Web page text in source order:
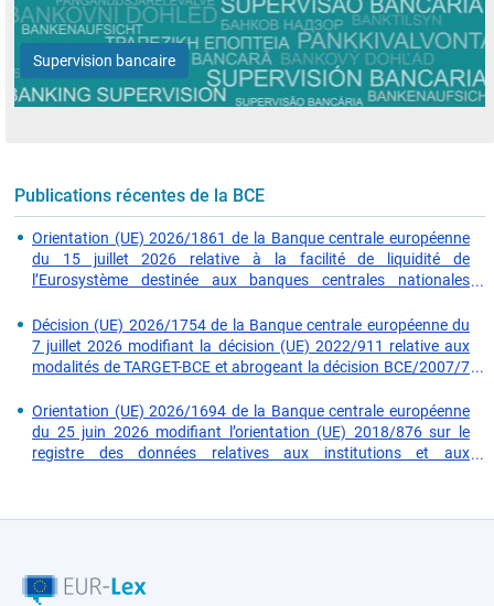
Publications récentes de la BCE
Orientation (UE) 2026/1861 de la Banque centrale européenne
du 15 juillet 2026 relative à la facilité de liquidité de
l’Eurosystème destinée aux banques centrales nationales
Décision (UE) 2026/1754 de la Banque centrale européenne du
7 juillet 2026 modifiant la décision (UE) 2022/911 relative aux
modalités de TARGET-BCE et abrogeant la décision BCE/2007/7
Orientation (UE) 2026/1694 de la Banque centrale européenne
du 25 juin 2026 modifiant l’orientation (UE) 2018/876 sur le
registre des données relatives aux institutions et aux